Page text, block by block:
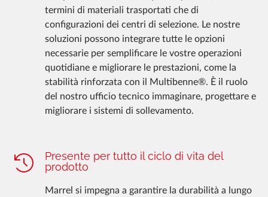
termini di materiali trasportati che di
configurazioni dei centri di selezione. Le nostre
soluzioni possono integrare tutte le opzioni
necessarie per semplificare le vostre operazioni
quotidiane e migliorare le prestazioni, come la
stabilità rinforzata con il Multibenne®. È il ruolo
del nostro ufficio tecnico immaginare, progettare e
migliorare i sistemi di sollevamento.
Presente per tutto il ciclo di vita del
prodotto
Marrel si impegna a garantire la durabilità a lungo